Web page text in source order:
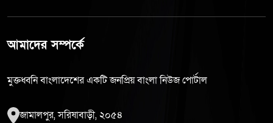
আমাদের সম্পর্কে
মুক্তধ্বনি বাংলাদেশের একটি জনপ্রিয় বাংলা নিউজ পোর্টাল
জামালপুর, সরিষাবাড়ী, ২০৫৪